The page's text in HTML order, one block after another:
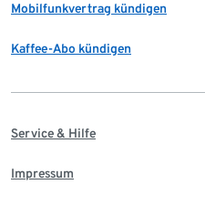
Mobilfunkvertrag kündigen
Kaffee-Abo kündigen
Service & Hilfe
Impressum